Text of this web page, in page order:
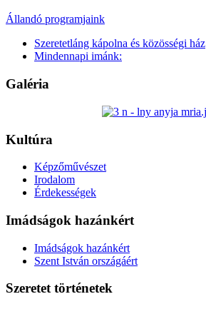
Állandó programjaink
Szeretetláng kápolna és közösségi ház
Mindennapi imánk:
Galéria
Kultúra
Képzőművészet
Irodalom
Érdekességek
Imádságok hazánkért
Imádságok hazánkért
Szent István országáért
Szeretet történetek